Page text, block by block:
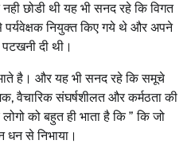
छोडी थी यह भी सनद रहे कि विगत
पर्यवेक्षक नियुक्त किए गये थे और अपने
पटखनी दी थी।
है। और यह भी सनद रहे कि समूचे
वैचारिक संघर्षशीलत और कर्मठता की
को बहुत ही भाता है कि ” कि जो
धन से निभाया।